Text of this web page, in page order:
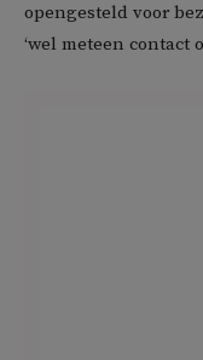
opengesteld voor
‘wel meteen contact